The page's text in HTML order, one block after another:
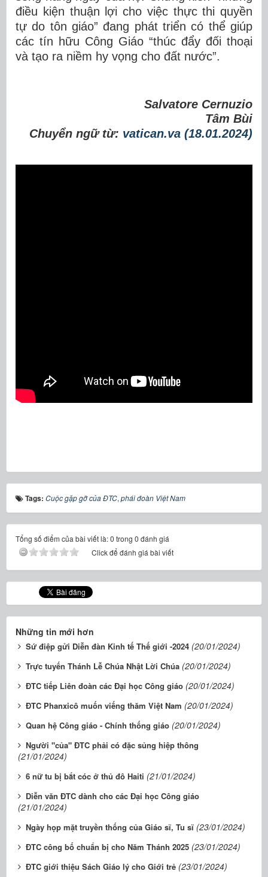
điều kiện thuận lợi cho việc thực thi quyền
tự do tôn giáo” đang phát triển có thể giúp
các tín hữu Công Giáo “thúc đẩy đối thoại
và tạo ra niềm hy vọng cho đất nước”.
Salvatore Cernuzio
Tâm Bùi
Chuyển ngữ từ: vatican.va (18.01.2024)
Tags: Cuộc gặp gỡ của ĐTC, phái đoàn Việt Nam
Tổng số điểm của bài viết là: 0 trong 0 đánh giá
Click để đánh giá bài viết
Những tin mới hơn
Sứ điệp gửi Diễn đàn Kinh tế Thế giới -2024 (20/01/2024)
Trực tuyến Thánh Lễ Chúa Nhật Lời Chúa (20/01/2024)
ĐTC tiếp Liên đoàn các Đại học Công giáo (20/01/2024)
ĐTC Phanxicô muốn viếng thăm Việt Nam (20/01/2024)
Quan hệ Công giáo - Chính thống giáo (20/01/2024)
Người "của" ĐTC phải có đặc sủng hiệp thông
(21/01/2024)
6 nữ tu bị bắt cóc ở thủ đô Haiti (21/01/2024)
Diễn văn ĐTC dành cho các Đại học Công giáo
(21/01/2024)
Ngày họp mặt truyền thống của Giáo sĩ, Tu sĩ (23/01/2024)
ĐTC công bố chuẩn bị cho Năm Thánh 2025 (23/01/2024)
ĐTC giới thiệu Sách Giáo lý cho Giới trẻ (23/01/2024)